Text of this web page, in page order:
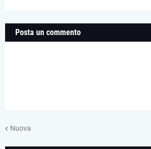
Posta un commento
Nuova